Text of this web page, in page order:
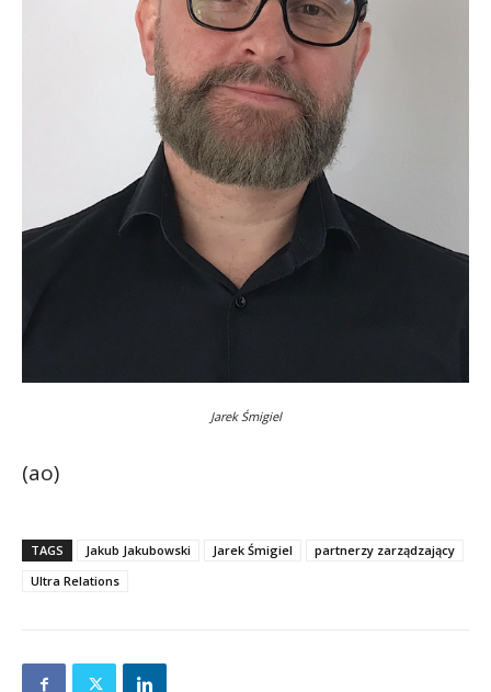
Jarek Śmigiel
(ao)
TAGS Jakub Jakubowski Jarek Śmigiel
partnerzy zarządzający
Ultra Relations